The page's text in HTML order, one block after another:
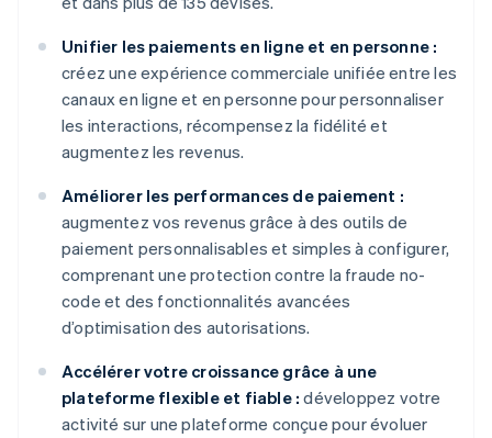
Unifier les paiements en ligne et en personne :
créez une expérience commerciale unifiée entre les
canaux en ligne et en personne pour personnaliser
les interactions, récompensez la fidélité et
augmentez les revenus.
Améliorer les performances de paiement :
augmentez vos revenus grâce à des outils de
paiement personnalisables et simples à configurer,
comprenant une protection contre la fraude no-
code et des fonctionnalités avancées
d’optimisation des autorisations.
Accélérer votre croissance grâce à une
plateforme flexible et fiable : développez votre
activité sur une plateforme conçue pour évoluer